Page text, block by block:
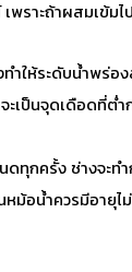
พราะถ้าผสมเข้ม
ำให้ระดับน้ำพร่อ
จะเป็นจุดเดือดที่ต่ำ
ดทุกครั้ง ช่างจะท
หม้อน้ำควรมีอายุไ